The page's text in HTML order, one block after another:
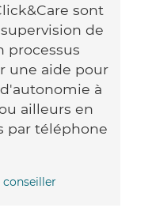
sont
de
processus
une aide pour
à
ailleurs en
par téléphone
conseiller